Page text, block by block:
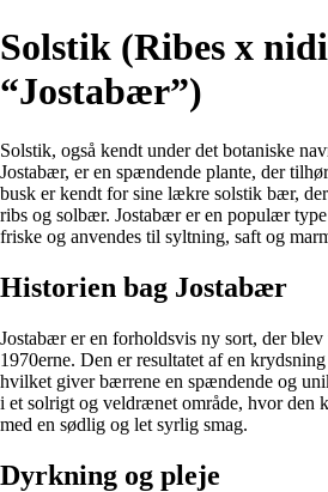
Solstik (Ribes x
“Jostabær”)
Solstik, også kendt under det botaniske
Jostabær, er en spændende plante, der
busk er kendt for sine lækre solstik bær,
ribs og solbær. Jostabær er en populær
friske og anvendes til syltning, saft og
Historien bag Jostabær
Jostabær er en forholdsvis ny sort, der
1970erne. Den er resultatet af en
hvilket giver bærrene en spændende og
i et solrigt og veldrænet område, hvor den
med en sødlig og let syrlig smag.
Dyrkning og pleje